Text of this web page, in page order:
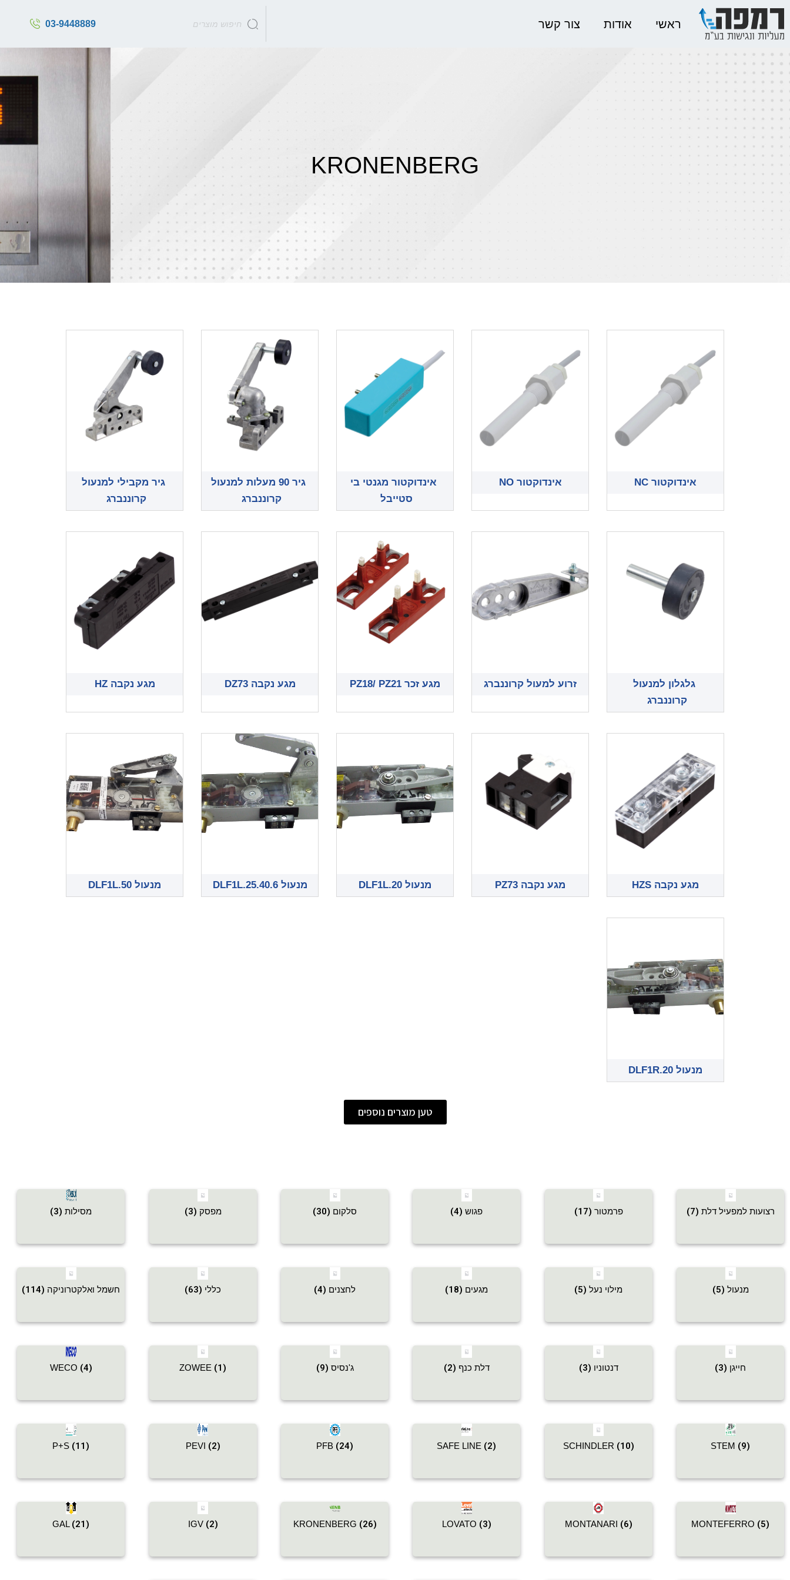
ראשי אודות צור קשר 03-9448889
KRONENBERG
אינדוקטור NC אינדוקטור NO
אינדוקטור מגנטי בי
סטייבל
גיר 90 מעלות למנעול
קרוננברג
גיר מקבילי למנעול
קרוננברג
גלגלון למנעול
קרוננברג
זרוע למעול קרוננברג מגע זכר PZ18/ PZ21 מגע נקבה DZ73 מגע נקבה HZ
מגע נקבה HZS מגע נקבה PZ73 מנעול DLF1L.20 מנעול DLF1L.25.40.6 מנעול DLF1L.50
מנעול DLF1R.20
טען מוצרים נוספים
רצועות למפעיל דלת (7) פרמטור (17) פגוש (4) סלקום (30) מפסק (3) מסילות (3)
מנעול (5) מילוי נעל (5) מגעים (18) לחצנים (4) כללי (63) חשמל ואלקטרוניקה (114)
חייגן (3) דנטוניו (3) דלת כנף (2) ג'נסיס (9)
ZOWEE (1)
WECO (4)
STEM (9)
SCHINDLER (10)
SAFE LINE (2)
PFB (24)
PEVI (2)
P+S (11)
MONTEFERRO (5)
MONTANARI (6)
LOVATO (3)
KRONENBERG (26)
IGV (2)
GAL (21)